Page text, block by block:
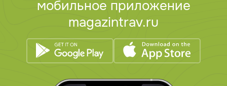
мобильное приложение
magazintrav.ru